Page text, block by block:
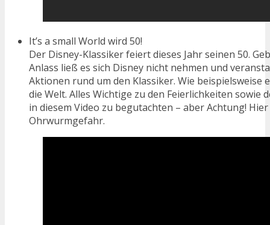
It’s a small World wird 50!
Der Disney-Klassiker feiert dieses Jahr seinen 50.
Anlass ließ es sich Disney nicht nehmen und
Aktionen rund um den Klassiker. Wie beispielsweise
die Welt. Alles Wichtige zu den Feierlichkeiten sowie
in diesem Video zu begutachten – aber Achtung!
Ohrwurmgefahr.